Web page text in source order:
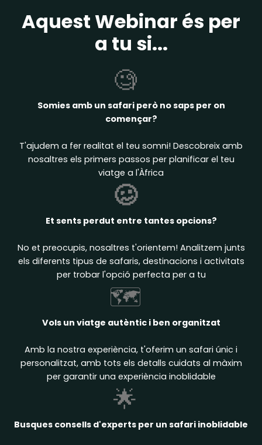
Aquest Webinar és per
a tu si...
🧐
Somies amb un safari però no saps per on
començar?
T'ajudem a fer realitat el teu somni! Descobreix amb
nosaltres els primers passos per planificar el teu
viatge a l'Àfrica
🥴
Et sents perdut entre tantes opcions?
No et preocupis, nosaltres t'orientem! Analitzem junts
els diferents tipus de safaris, destinacions i activitats
per trobar l'opció perfecta per a tu
🗺️
Vols un viatge autèntic i ben organitzat
Amb la nostra experiència, t'oferim un safari únic i
personalitzat, amb tots els detalls cuidats al màxim
per garantir una experiència inoblidable
🌟
Busques consells d'experts per un safari inoblidable